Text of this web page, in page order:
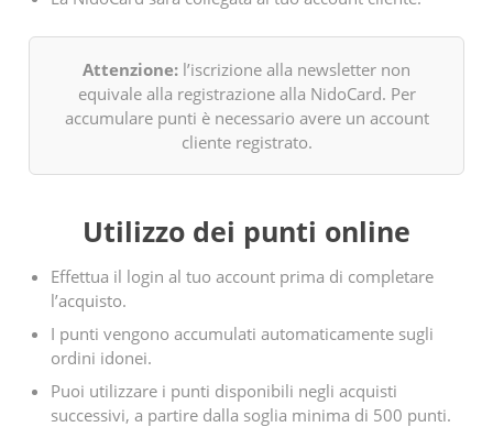
Attenzione: l’iscrizione alla newsletter non
equivale alla registrazione alla NidoCard. Per
accumulare punti è necessario avere un account
cliente registrato.
Utilizzo dei punti online
Effettua il login al tuo account prima di completare
l’acquisto.
I punti vengono accumulati automaticamente sugli
ordini idonei.
Puoi utilizzare i punti disponibili negli acquisti
successivi, a partire dalla soglia minima di 500 punti.